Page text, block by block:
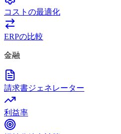
コストの最適化
ERPの比較
金融
請求書ジェネレーター
利益率